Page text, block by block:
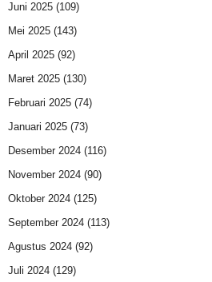
Juni 2025 (109)
Mei 2025 (143)
April 2025 (92)
Maret 2025 (130)
Februari 2025 (74)
Januari 2025 (73)
Desember 2024 (116)
November 2024 (90)
Oktober 2024 (125)
September 2024 (113)
Agustus 2024 (92)
Juli 2024 (129)